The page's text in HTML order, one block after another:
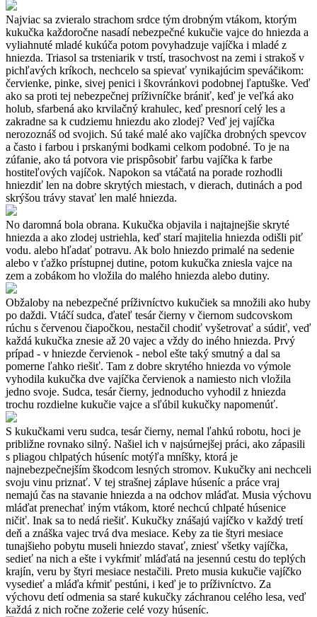
Najviac sa zvieralo strachom srdce tým drobným vtákom, ktorým
kukučka každoročne nasadí nebezpečné kukučie vajce do hniezda a
vyliahnuté mladé kukúča potom povyhadzuje vajíčka i mladé z
hniezda. Triasol sa trsteniarik v trstí, trasochvost na zemi i strakoš v
pichľavých kríkoch, nechcelo sa spievať vynikajúcim speváčikom:
červienke, pinke, sivej penici i škovránkovi podobnej ľaptuške. Veď
ako sa proti tej nebezpečnej príživníčke brániť, keď je veľká ako
holub, sfarbená ako krvilačný krahulec, keď presnorí celý les a
zakradne sa k cudziemu hniezdu ako zlodej? Veď jej vajíčka
nerozoznáš od svojich. Sú také malé ako vajíčka drobných spevcov
a často i farbou i prskanými bodkami celkom podobné. To je na
zúfanie, ako tá potvora vie prispôsobiť farbu vajíčka k farbe
hostiteľových vajíčok. Napokon sa vtáčatá na porade rozhodli
hniezdiť len na dobre skrytých miestach, v dierach, dutinách a pod
skrýšou trávy stavať len malé hniezda.
No daromná bola obrana. Kukučka objavila i najtajnejšie skryté
hniezda a ako zlodej ustriehla, keď starí majitelia hniezda odišli piť
vodu. alebo hľadať potravu. Ak bolo hniezdo primalé na sedenie
alebo v ťažko prístupnej dutine, potom kukučka zniesla vajce na
zem a zobákom ho vložila do malého hniezda alebo dutiny.
Obžaloby na nebezpečné príživníctvo kukučiek sa množili ako huby
po daždi. Vtáčí sudca, ďateľ tesár čierny v čiernom sudcovskom
rúchu s červenou čiapočkou, nestačil chodiť vyšetrovať a súdiť, veď
každá kukučka znesie až 20 vajec a vždy do iného hniezda. Prvý
prípad - v hniezde červienok - nebol ešte taký smutný a dal sa
pomerne ľahko riešiť. Tam z dobre skrytého hniezda vo výmole
vyhodila kukučka dve vajíčka červienok a namiesto nich vložila
jedno svoje. Sudca, tesár čierny, jednoducho vyhodil z hniezda
trochu rozdielne kukučie vajce a sľúbil kukučky napomenúť.
S kukučkami veru sudca, tesár čierny, nemal ľahkú robotu, hoci je
približne rovnako silný. Našiel ich v najsúrnejšej práci, ako zápasili
s pliagou chlpatých húseníc motýľa mníšky, ktorá je
najnebezpečnejším škodcom lesných stromov. Kukučky ani nechceli
svoju vinu priznať. V tej strašnej záplave húseníc a práce vraj
nemajú čas na stavanie hniezda a na odchov mláďat. Musia výchovu
mláďat prenechať iným vtákom, ktoré nechcú chlpaté húsenice
ničiť. Inak sa to nedá riešiť. Kukučky znášajú vajíčko v každý tretí
deň a znáška vajec trvá dva mesiace. Keby za tie štyri mesiace
tunajšieho pobytu museli hniezdo stavať, zniesť všetky vajíčka,
sedieť na nich a ešte i vykŕmiť mláďatá na jesennú cestu do teplých
krajín, veru by štyri mesiace nestačili. Preto musia kukučie vajíčko
vysedieť a mláďa kŕmiť pestúni, i keď je to príživníctvo. Za
výchovu detí odmenia sa staré kukučky záchranou celého lesa, veď
každá z nich ročne zožerie celé vozy húseníc.